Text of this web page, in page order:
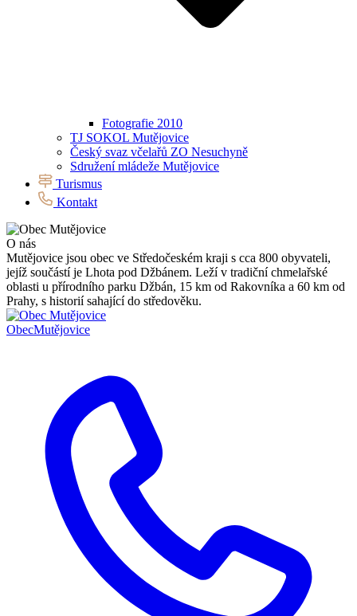
Fotografie 2010
TJ SOKOL Mutějovice
Český svaz včelařů ZO Nesuchyně
Sdružení mládeže Mutějovice
Turismus
Kontakt
O nás
Mutějovice jsou obec ve Středočeském kraji s cca 800 obyvateli,
jejíž součástí je Lhota pod Džbánem. Leží v tradiční chmelařské
oblasti u přírodního parku Džbán, 15 km od Rakovníka a 60 km od
Prahy, s historií sahající do středověku.
ObecMutějovice